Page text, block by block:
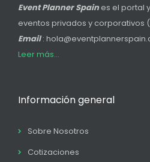
Event Planner Spain es el portal
eventos privados y corporativos
Email:
Leer más...
Información general
Sobre Nosotros
Cotizaciones